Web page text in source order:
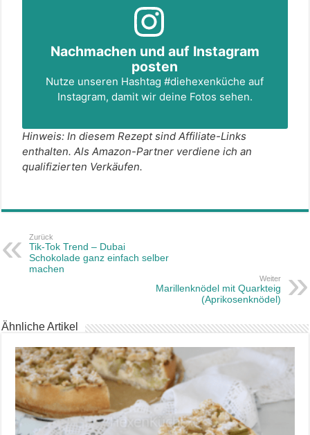
Nachmachen und auf Instagram
posten
Nutze unseren Hashtag#diehexenküche auf
Instagram, damit wir deine Fotos sehen.
Hinweis: In diesem Rezept sind Affiliate-Links
enthalten. Als Amazon-Partner verdiene ich an
qualifizierten Verkäufen.
Zurück
Tik-Tok Trend – Dubai
Schokolade ganz einfach selber
machen
Weiter
Marillenknödel mit Quarkteig
(Aprikosenknödel)
Ähnliche Artikel